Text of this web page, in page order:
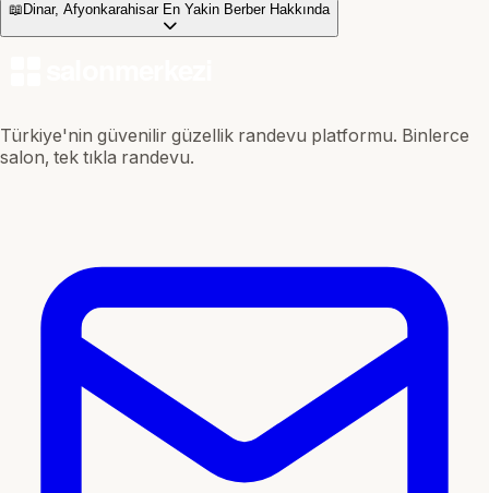
📖 Dinar, Afyonkarahisar En Yakin Berber Hakkında
Türkiye'nin güvenilir güzellik randevu platformu. Binlerce
salon, tek tıkla randevu.